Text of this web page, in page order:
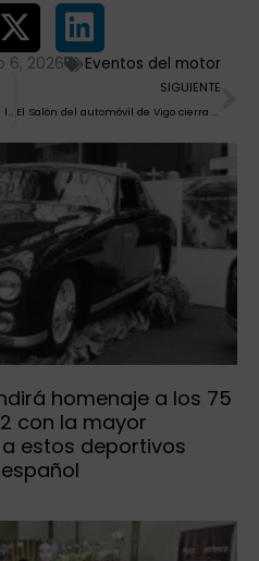
6, 2026 Eventos del motor
SIGUIENTE
homenaje a los 75
con la mayor
estos deportivos